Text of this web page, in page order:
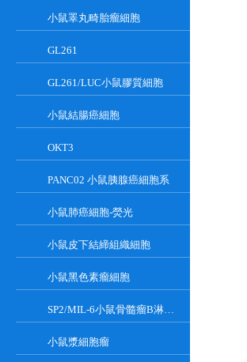
小鼠睪丸畸胎瘤細胞
GL261
GL261/LUC小鼠膠質細胞
小鼠結腸癌細胞
OKT3
PANC02 小鼠胰腺癌細胞系
小鼠肺癌細胞-熒光
小鼠皮下結締組織細胞
小鼠黑色素瘤細胞
SP2/MIL-6小鼠骨髓瘤B淋巴懸浮細胞系
小鼠漿細胞瘤